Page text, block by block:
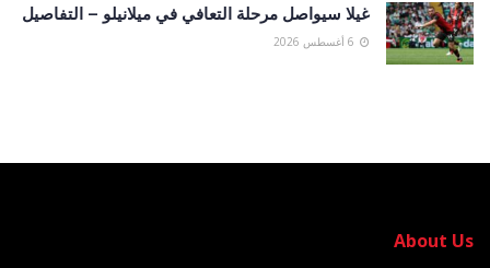
غيلا سيواصل مرحلة التعافي في ميلانيلو – التفاصيل
About Us